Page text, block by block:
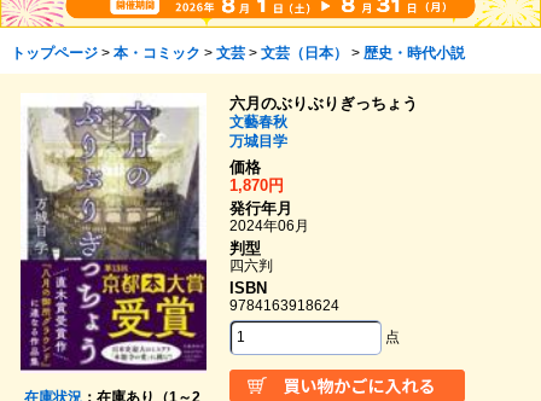
トップページ> 本・コミック > 文芸> 文芸（日本） > 歴史・時代小説
在庫状況：在庫あり（1～2
六月のぶりぶりぎっちょう
文藝春秋
万城目学
価格
1,870円
発行年月
2024年06月
判型
四六判
ISBN
9784163918624
点